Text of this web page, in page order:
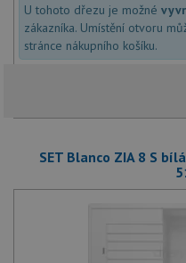
U tohoto dřezu je možné
zákazníka. Umístění otvoru
stránce nákupního košíku.
SET Blanco ZIA 8 S